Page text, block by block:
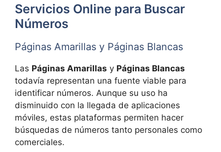
Servicios Online para Buscar
Números
Páginas Amarillas y Páginas Blancas
Las Páginas Amarillas y Páginas Blancas
todavía representan una fuente viable para
identificar números. Aunque su uso ha
disminuido con la llegada de aplicaciones
móviles, estas plataformas permiten hacer
búsquedas de números tanto personales como
comerciales.